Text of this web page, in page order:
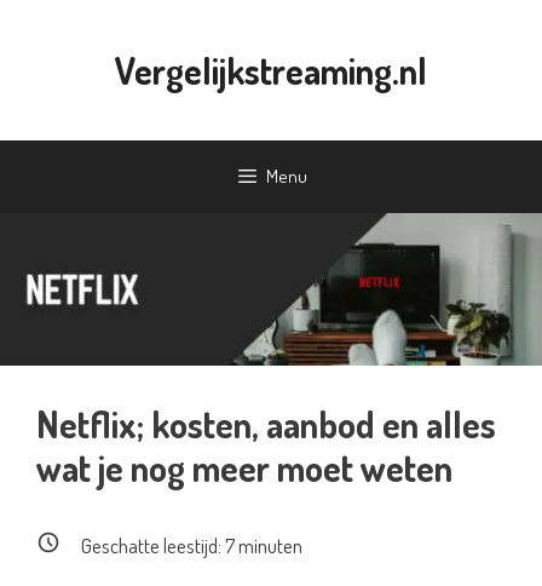
Vergelijkstreaming.nl
Menu
Netflix; kosten, aanbod en alles
wat je nog meer moet weten
Geschatte leestijd:7minuten